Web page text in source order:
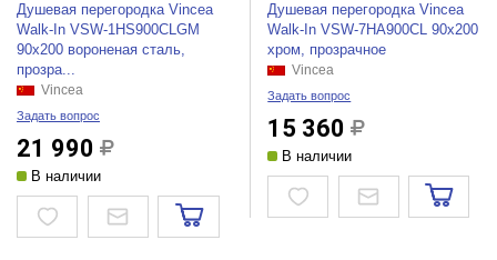
Душевая перегородка Vincea
Walk-In VSW-1HS900CLGM
90x200 вороненая сталь,
прозра...
Vincea
Задать вопрос
21 990
В наличии
Душевая перегородка Vincea
Walk-In VSW-7HA900CL 90x200
хром, прозрачное
Vincea
Задать вопрос
15 360
В наличии